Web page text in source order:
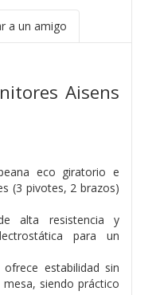
a un amigo
Aisens
eco giratorio e
(3 pivotes, 2 brazos)
alta resistencia y
para un
estabilidad sin
siendo práctico